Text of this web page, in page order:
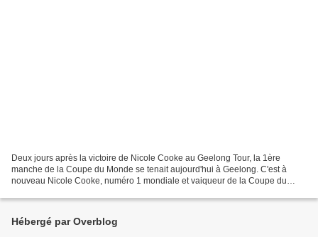
Deux jours après la victoire de Nicole Cooke au Geelong Tour, la 1ère
manche de la Coupe du Monde se tenait aujourd'hui à Geelong. C'est à
nouveau Nicole Cooke, numéro 1 mondiale et vaiqueur de la Coupe du
Hébergé par Overblog